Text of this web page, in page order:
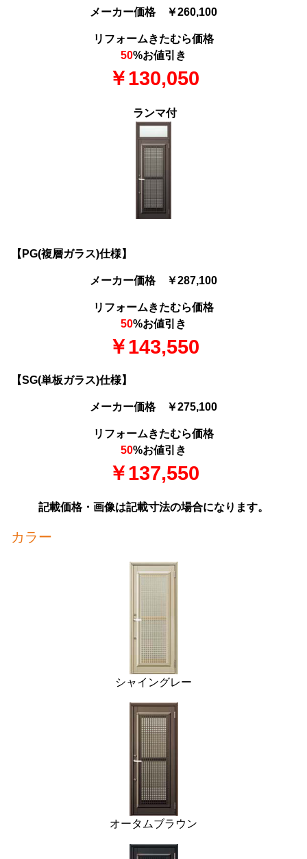
メーカー価格 ￥260,100
リフォームきたむら価格
50%お値引き
￥130,050
ランマ付
【PG(複層ガラス)仕様】
メーカー価格 ￥287,100
リフォームきたむら価格
50%お値引き
￥143,550
【SG(単板ガラス)仕様】
メーカー価格 ￥275,100
リフォームきたむら価格
50%お値引き
￥137,550
記載価格・画像は記載寸法の場合になります。
カラー
シャイングレー
オータムブラウン